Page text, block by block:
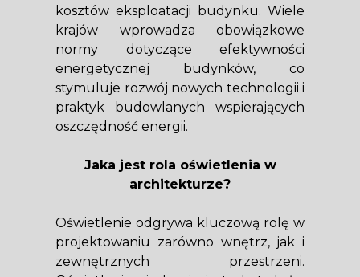
kosztów eksploatacji budynku. Wiele
krajów wprowadza obowiązkowe
normy dotyczące efektywności
energetycznej budynków, co
stymuluje rozwój nowych technologii i
praktyk budowlanych wspierających
oszczędność energii.
Jaka jest rola oświetlenia w
architekturze?
Oświetlenie odgrywa kluczową rolę w
projektowaniu zarówno wnętrz, jak i
zewnętrznych przestrzeni.